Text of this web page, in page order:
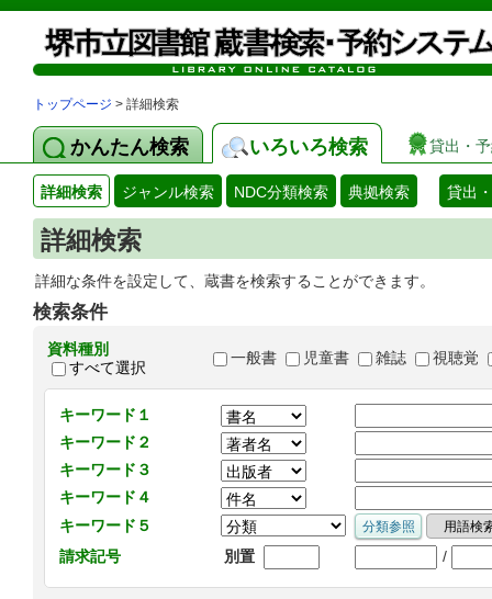
トップページ > 詳細検索
かんたん検索 いろいろ検索 貸出・
詳細検索 ジャンル検索 NDC分類検索 典拠検索 貸出
詳細検索
詳細な条件を設定して、蔵書を検索することができます。
検索条件
資料種別
すべて選択
一般書 児童書 雑誌 視聴覚
キーワード１
キーワード２
キーワード３
キーワード４
キーワード５
請求記号
別置 /